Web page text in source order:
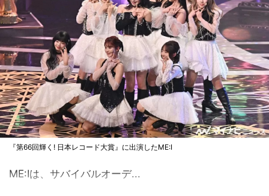
『第66回輝く! 日本レコード大賞』に出演したME:I
ME:Iは、サバイバルオーデ...